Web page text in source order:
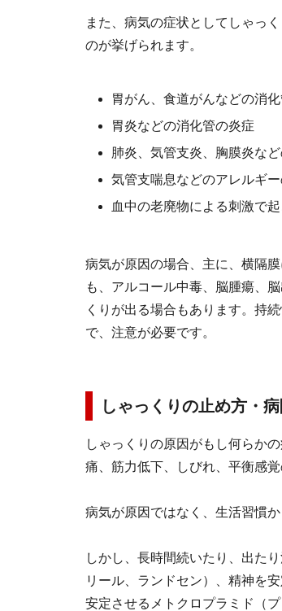
また、病気の症状としてしゃっ
のが挙げられます。
胃がん、食道がんなどの消
胃炎などの消化管の炎症
肺炎、気管支炎、胸膜炎な
気管支喘息などのアレルギ
血中の老廃物による刺激で
病気が原因の場合、主に、横隔
も、アルコール中毒、脳腫瘍、
くりが出る場合もあります。持
で、注意が必要です。
しゃっくりの止め方・
しゃっくりの原因がもし何らか
痛、筋力低下、しびれ、平衡感
病気が原因ではなく、生活習慣
しかし、長時間続いたり、出た
リール、ランドセン）、精神を
安定させるメトクロプラミド（